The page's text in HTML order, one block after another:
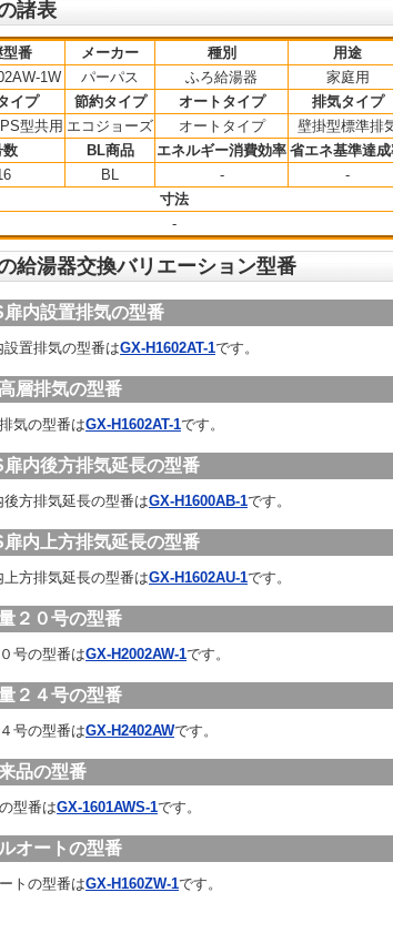
諸表
型番 メーカー 種別
用途
1W
パーパス ふろ給湯器
家庭用
イプ
節約タイプ オートタイプ
排気タイプ
型共用 エコジョーズ オートタイプ
壁掛型標準排
数
BL商品 エネルギー消費効率 省エネ基準達
BL -
-
寸法
-
給湯器交換バリエーション型番
内設置排気の型番
置排気の型番はGX-H1602AT-1です。
層排気の型番
気の型番はGX-H1602AT-1です。
内後方排気延長の型番
方排気延長の型番はGX-H1600AB-1です。
内上方排気延長の型番
方排気延長の型番はGX-H1602AU-1です。
２０号の型番
号の型番はGX-H2002AW-1です。
２４号の型番
号の型番はGX-H2402AWです。
品の型番
型番はGX-1601AWS-1です。
オートの型番
トの型番はGX-H160ZW-1です。